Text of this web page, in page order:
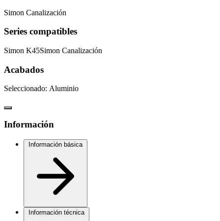
Simon Canalización
Series compatibles
Simon K45Simon Canalización
Acabados
Seleccionado: Aluminio
Información